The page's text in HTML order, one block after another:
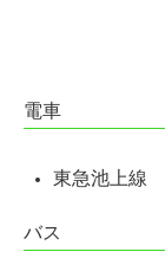
電車
東急池上線
バス